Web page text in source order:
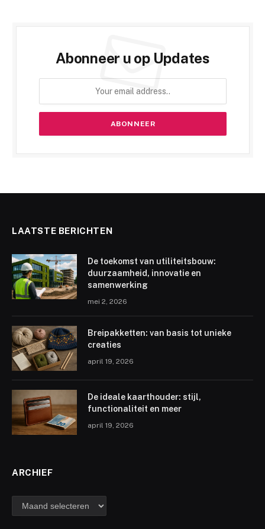
Abonneer u op Updates
LAATSTE BERICHTEN
De toekomst van utiliteitsbouw:
duurzaamheid, innovatie en
samenwerking
mei 2, 2026
Breipakketten: van basis tot unieke
creaties
april 19, 2026
De ideale kaarthouder: stijl,
functionaliteit en meer
april 19, 2026
ARCHIEF